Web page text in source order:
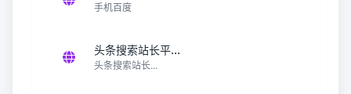
手机百度
头条搜索站长平...
头条搜索站长...